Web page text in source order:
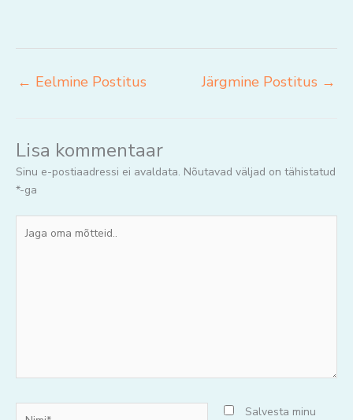
← Eelmine Postitus Järgmine Postitus →
Lisa kommentaar
Sinu e-postiaadressi ei avaldata. Nõutavad väljad on tähistatud
*-ga
oma
Salvesta minu